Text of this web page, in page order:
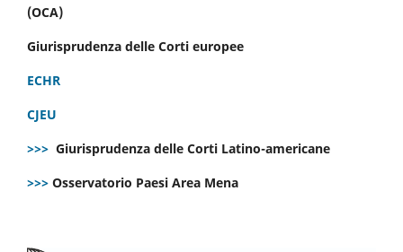
(OCA)
Giurisprudenza delle Corti europee
ECHR
CJEU
>>> Giurisprudenza delle Corti Latino-americane
>>> Osservatorio Paesi Area Mena